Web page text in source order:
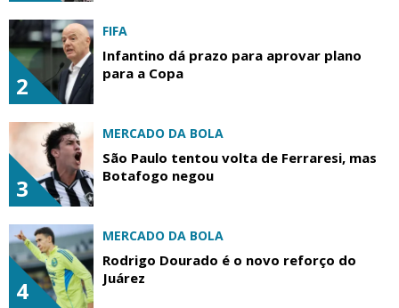
2
FIFA
Infantino dá prazo para aprovar plano
para a Copa
3
MERCADO DA BOLA
São Paulo tentou volta de Ferraresi, mas
Botafogo negou
4
MERCADO DA BOLA
Rodrigo Dourado é o novo reforço do
Juárez